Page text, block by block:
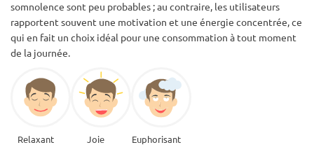
somnolence sont peu probables ; au contraire, les utilisateurs
rapportent souvent une motivation et une énergie concentrée, ce
qui en fait un choix idéal pour une consommation à tout moment
de la journée.
Relaxant Joie Euphorisant